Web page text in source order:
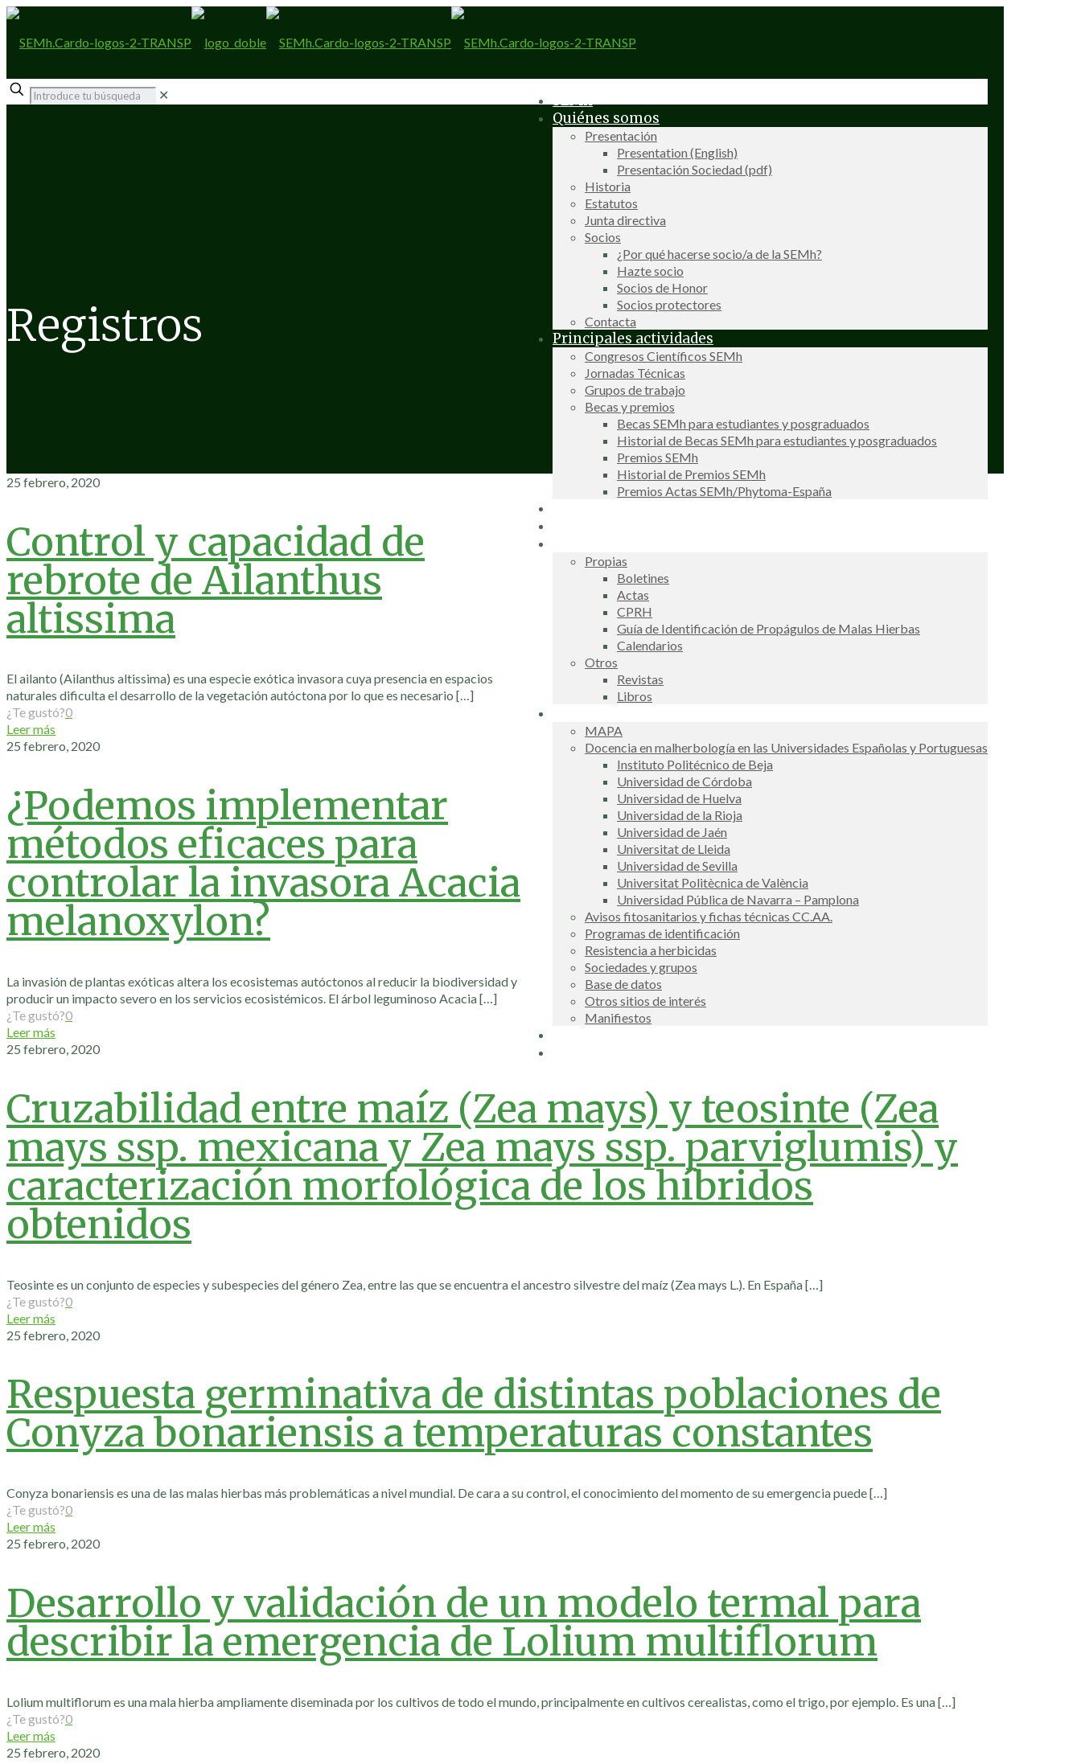
SEMh
Quiénes somos
Presentación
Presentation (English)
Presentación Sociedad (pdf)
Historia
Estatutos
Junta directiva
Socios
¿Por qué hacerse socio/a de la SEMh?
Hazte socio
Socios de Honor
Socios protectores
Contacta
Principales actividades
Congresos Científicos SEMh
Jornadas Técnicas
Grupos de trabajo
Becas y premios
Becas SEMh para estudiantes y posgraduados
Historial de Becas SEMh para estudiantes y posgraduados
Premios SEMh
Historial de Premios SEMh
Premios Actas SEMh/Phytoma-España
Propias
Boletines
Actas
CPRH
Guía de Identificación de Propágulos de Malas Hierbas
Calendarios
Otros
Revistas
Libros
MAPA
Docencia en malherbología en las Universidades Españolas y Portuguesas
Instituto Politécnico de Beja
Universidad de Córdoba
Universidad de Huelva
Universidad de la Rioja
Universidad de Jaén
Universitat de Lleida
Universidad de Sevilla
Universitat Politècnica de València
Universidad Pública de Navarra – Pamplona
Avisos fitosanitarios y fichas técnicas CC.AA.
Programas de identificación
Resistencia a herbicidas
Sociedades y grupos
Base de datos
Otros sitios de interés
Manifiestos
✕
Registros
25 febrero, 2020
Control y capacidad de
rebrote de Ailanthus
altissima
El ailanto (Ailanthus altissima) es una especie exótica invasora cuya presencia en espacios
naturales dificulta el desarrollo de la vegetación autóctona por lo que es necesario […]
¿Te gustó?0
Leer más
25 febrero, 2020
¿Podemos implementar
métodos eficaces para
controlar la invasora Acacia
melanoxylon?
La invasión de plantas exóticas altera los ecosistemas autóctonos al reducir la biodiversidad y
producir un impacto severo en los servicios ecosistémicos. El árbol leguminoso Acacia[…]
¿Te gustó?0
Leer más
25 febrero, 2020
Cruzabilidad entre maíz (Zea mays) y teosinte (Zea
mays ssp. mexicana y Zea mays ssp. parviglumis) y
caracterización morfológica de los híbridos
obtenidos
Teosinte es un conjunto de especies y subespecies del género Zea, entre las que se encuentra el ancestro silvestre del maíz (Zea mays L.). En España[…]
¿Te gustó?0
Leer más
25 febrero, 2020
Respuesta germinativa de distintas poblaciones de
Conyza bonariensis a temperaturas constantes
Conyza bonariensis es una de las malas hierbas más problemáticas a nivel mundial. De cara a su control, el conocimiento del momento de su emergencia puede[…]
¿Te gustó?0
Leer más
25 febrero, 2020
Desarrollo y validación de un modelo termal para
describir la emergencia de Lolium multiflorum
Lolium multiflorum es una mala hierba ampliamente diseminada por los cultivos de todo el mundo, principalmente en cultivos cerealistas, como el trigo, por ejemplo. Es una[…]
¿Te gustó?0
Leer más
25 febrero, 2020